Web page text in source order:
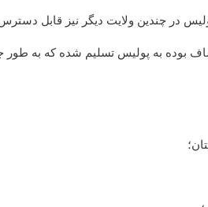
در چندین ولایت دیگر نیز قابل
بوده به پولیس تسلیم شده که به